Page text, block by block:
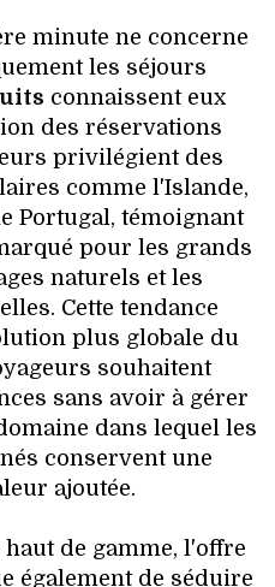
minute ne concerne
les séjours
connaissent eux
des réservations
privilégient des
comme l'Islande,
Portugal, témoignant
pour les grands
naturels et les
Cette tendance
plus globale du
souhaitent
sans avoir à gérer
dans lequel les
conservent une
ajoutée.
de gamme, l'offre
également de séduire